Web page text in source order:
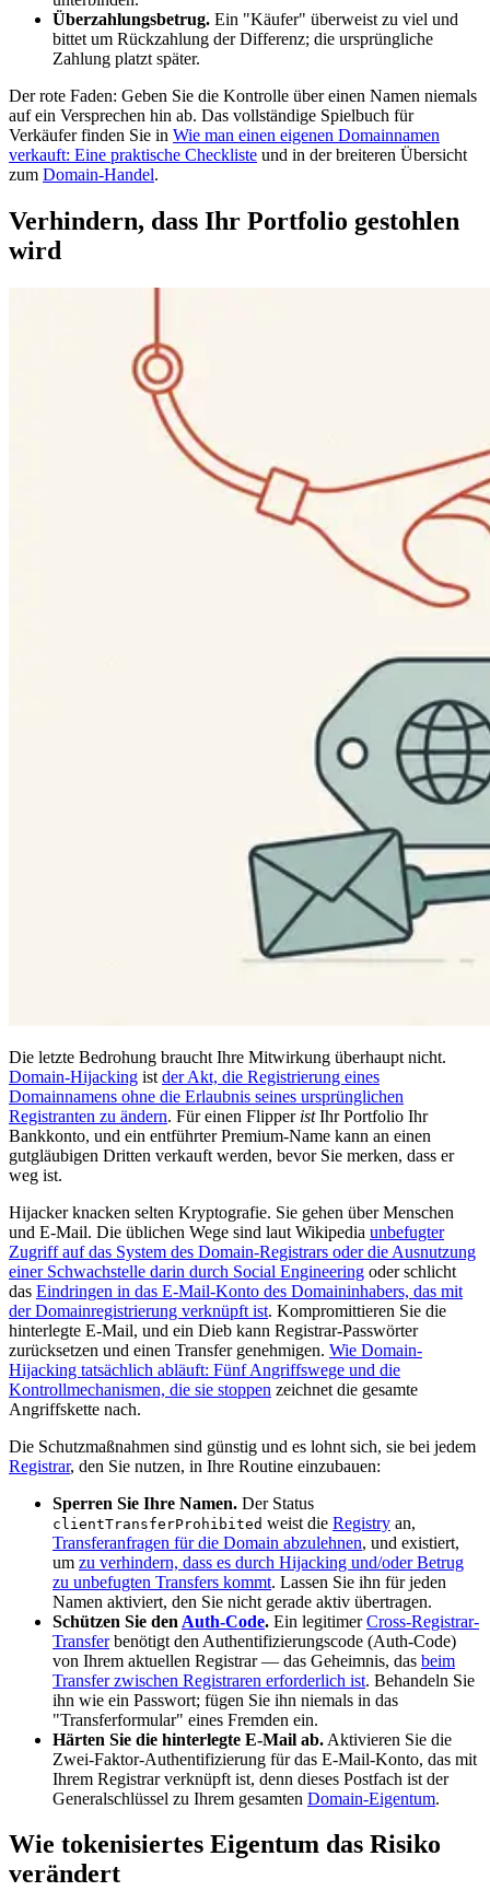
Überzahlungsbetrug. Ein "Käufer" überweist zu viel und
bittet um Rückzahlung der Differenz; die ursprüngliche
Zahlung platzt später.
Der rote Faden: Geben Sie die Kontrolle über einen Namen niemals
auf ein Versprechen hin ab. Das vollständige Spielbuch für
Verkäufer finden Sie in Wie man einen eigenen Domainnamen
verkauft: Eine praktische Checkliste und in der breiteren Übersicht
zum Domain-Handel.
Verhindern, dass Ihr Portfolio gestohlen
wird
Die letzte Bedrohung braucht Ihre Mitwirkung überhaupt nicht.
Domain-Hijacking ist der Akt, die Registrierung eines
Domainnamens ohne die Erlaubnis seines ursprünglichen
Registranten zu ändern. Für einen Flipper istIhr Portfolio Ihr
Bankkonto, und ein entführter Premium-Name kann an einen
gutgläubigen Dritten verkauft werden, bevor Sie merken, dass er
weg ist.
Hijacker knacken selten Kryptografie. Sie gehen über Menschen
und E-Mail. Die üblichen Wege sind laut Wikipedia unbefugter
Zugriff auf das System des Domain-Registrars oder die Ausnutzung
einer Schwachstelle darin durch Social Engineering oder schlicht
das Eindringen in das E-Mail-Konto des Domaininhabers, das mit
der Domainregistrierung verknüpft ist. Kompromittieren Sie die
hinterlegte E-Mail, und ein Dieb kann Registrar-Passwörter
zurücksetzen und einen Transfer genehmigen. Wie Domain-
Hijacking tatsächlich abläuft: Fünf Angriffswege und die
Kontrollmechanismen, die sie stoppen zeichnet die gesamte
Angriffskette nach.
Die Schutzmaßnahmen sind günstig und es lohnt sich, sie bei jedem
Registrar, den Sie nutzen, in Ihre Routine einzubauen:
Sperren Sie Ihre Namen. Der Status
clientTransferProhibited weist die Registry an,
Transferanfragen für die Domain abzulehnen, und existiert,
um zu verhindern, dass es durch Hijacking und/oder Betrug
zu unbefugten Transfers kommt. Lassen Sie ihn für jeden
Namen aktiviert, den Sie nicht gerade aktiv übertragen.
Schützen Sie den Auth-Code. Ein legitimerCross-Registrar-
Transferbenötigt den Authentifizierungscode (Auth-Code)
von Ihrem aktuellen Registrar — das Geheimnis, das beim
Transfer zwischen Registraren erforderlich ist. Behandeln Sie
ihn wie ein Passwort; fügen Sie ihn niemals in das
"Transferformular" eines Fremden ein.
Härten Sie die hinterlegte E-Mail ab. Aktivieren Sie die
Zwei-Faktor-Authentifizierung für das E-Mail-Konto, das mit
Ihrem Registrar verknüpft ist, denn dieses Postfach ist der
Generalschlüssel zu Ihrem gesamten Domain-Eigentum.
Wie tokenisiertes Eigentum das Risiko
verändert